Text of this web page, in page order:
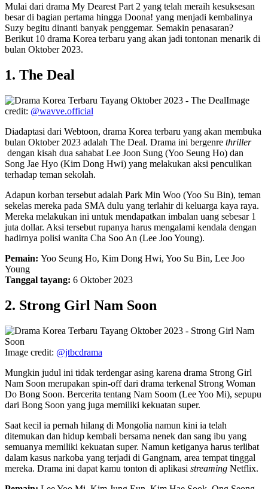
Mulai dari drama My Dearest Part 2 yang telah meraih kesuksesan
besar di bagian pertama hingga Doona! yang menjadi kembalinya
Suzy begitu dinanti banyak penggemar. Semakin penasaran?
Berikut 10 drama Korea terbaru yang akan jadi tontonan menarik di
bulan Oktober 2023.
1. The Deal
Image
credit: @wavve.official
Diadaptasi dari Webtoon, drama Korea terbaru yang akan membuka
bulan Oktober 2023 adalah The Deal. Drama ini bergenre thriller
dengan kisah dua sahabat Lee Joon Sung (Yoo Seung Ho) dan
Song Jae Hyo (Kim Dong Hwi) yang melakukan aksi penculikan
terhadap teman sekolah.
Adapun korban tersebut adalah Park Min Woo (Yoo Su Bin), teman
sekelas mereka pada SMA dulu yang terlahir di keluarga kaya raya.
Mereka melakukan ini untuk mendapatkan imbalan uang sebesar 1
juta dollar. Aksi tersebut rupanya harus mengalami kendala dengan
hadirnya polisi wanita Cha Soo An (Lee Joo Young).
Pemain: Yoo Seung Ho, Kim Dong Hwi, Yoo Su Bin, Lee Joo
Young
Tanggal tayang: 6 Oktober 2023
2. Strong Girl Nam Soon
Image credit: @jtbcdrama
Mungkin judul ini tidak terdengar asing karena drama Strong Girl
Nam Soon merupakan spin-off dari drama terkenal Strong Woman
Do Bong Soon. Bercerita tentang Nam Soom (Lee Yoo Mi), sepupu
dari Bong Soon yang juga memiliki kekuatan super.
Saat kecil ia pernah hilang di Mongolia namun kini ia telah
ditemukan dan hidup kembali bersama nenek dan sang ibu yang
semuanya memiliki kekuatan super. Namun ketiganya harus terlibat
dalam kasus narkoba yang terjadi di Gangnam, area tempat tinggal
mereka. Drama ini dapat kamu tonton di aplikasi streaming Netflix.